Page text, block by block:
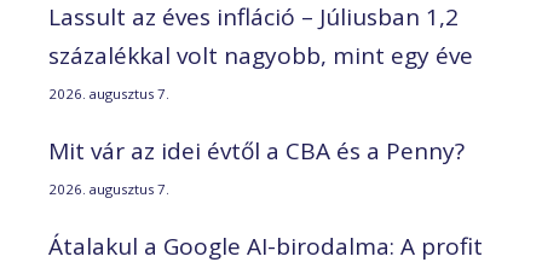
Lassult az éves infláció – Júliusban 1,2
százalékkal volt nagyobb, mint egy éve
2026. augusztus 7.
Mit vár az idei évtől a CBA és a Penny?
2026. augusztus 7.
Átalakul a Google AI-birodalma: A profit